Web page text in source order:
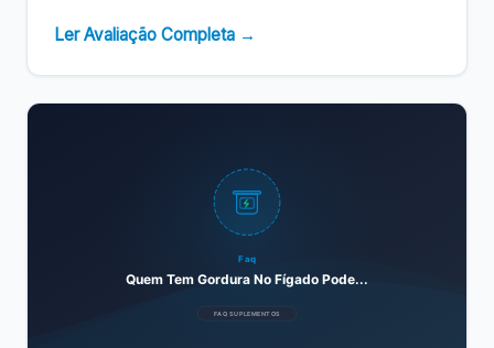
Ler Avaliação Completa →
Faq
Quem Tem Gordura No Fígado Pode...
FAQ SUPLEMENTOS